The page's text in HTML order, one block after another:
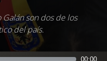
Galán son dos de los
del país.
00:00